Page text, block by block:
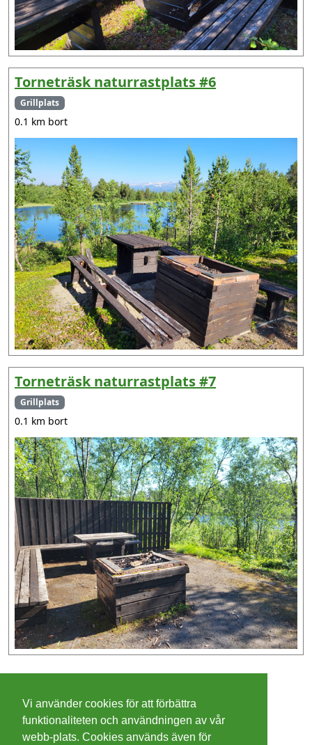
Torneträsk naturrastplats #6
Grillplats
0.1 km bort
Torneträsk naturrastplats #7
Grillplats
0.1 km bort
Cookies
Vi använder cookies för att förbättra
funktionaliteten och användningen av vår
webb-plats. Cookies används även för